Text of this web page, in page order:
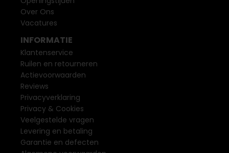
Over Ons
Vacatures
INFORMATIE
Klantenservice
Ruilen en retourneren
Actievoorwaarden
Reviews
Privacyverklaring
Privacy & Cookies
Veelgestelde vragen
Levering en betaling
Garantie en defecten